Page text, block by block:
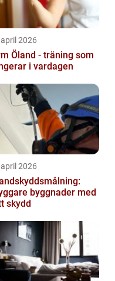
2026
Öland - träning som
i vardagen
2026
byggnader med
skydd